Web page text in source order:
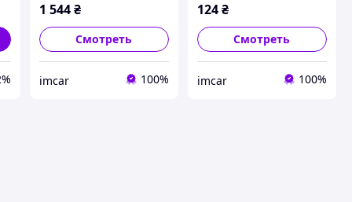
1 544 ₴
Смотреть
imcar 100%
W204
124₴
Смотреть
imcar 100%